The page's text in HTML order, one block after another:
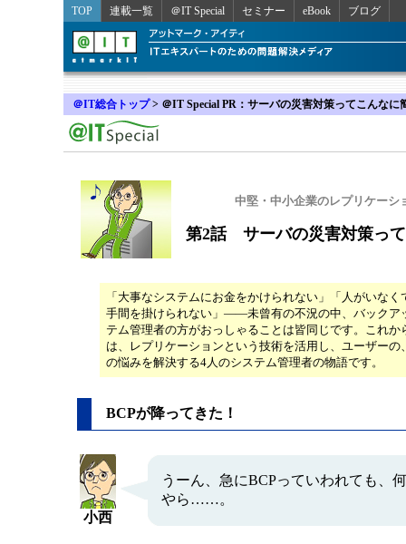
TOP 連載一覧 ＠IT Special セミナー eBook ブログ
＠IT総合トップ> ＠IT Special PR：サーバの災害対策ってこんなに
中堅・中小企業のレプリケーシ
第2話 サーバの災害対策っ
「大事なシステムにお金をかけられない」「人がいな
手間を掛けられない」――未曾有の不況の中、バックア
テム管理者の方がおっしゃることは皆同じです。これか
は、レプリケーションという技術を活用し、ユーザーの
の悩みを解決する4人のシステム管理者の物語です。
BCPが降ってきた！
小西
うーん、急にBCPっていわれても、
やら……。